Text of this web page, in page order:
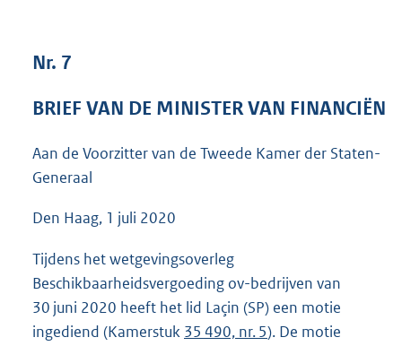
Nr. 7
BRIEF VAN DE MINISTER VAN FINANCIËN
Aan de Voorzitter van de Tweede Kamer der Staten-
Generaal
Den Haag, 1 juli 2020
Tijdens het wetgevingsoverleg
Beschikbaarheidsvergoeding ov-bedrijven van
30 juni 2020 heeft het lid Laçin (SP) een motie
ingediend (Kamerstuk 35 490, nr. 5). De motie